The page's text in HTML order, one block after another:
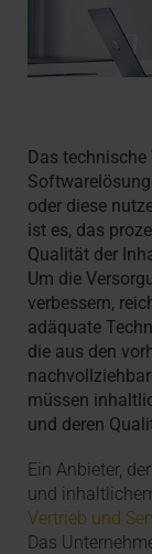
Das
oder diese
ist es, das
Qualität der
Um die
verbessern,
adäquate
die aus den
müssen
und deren
Ein Anbieter,
und
Vertrieb und
Das